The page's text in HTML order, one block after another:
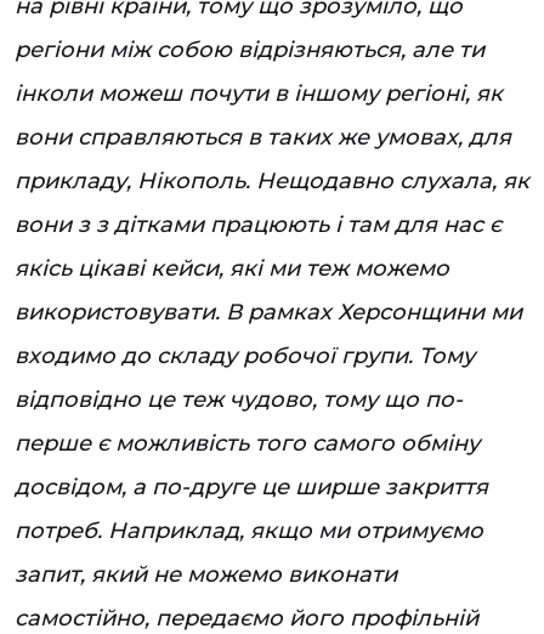
на рівні країни, тому що зрозуміло, що
регіони між собою відрізняються, але ти
інколи можеш почути в іншому регіоні, як
вони справляються в таких же умовах, для
прикладу, Нікополь. Нещодавно слухала, як
вони з з дітками працюють і там для нас є
якісь цікаві кейси, які ми теж можемо
використовувати. В рамках Херсонщини ми
входимо до складу робочої групи. Тому
відповідно це теж чудово, тому що по-
перше є можливість того самого обміну
досвідом, а по-друге це ширше закриття
потреб. Наприклад, якщо ми отримуємо
запит, який не можемо виконати
самостійно, передаємо його профільній